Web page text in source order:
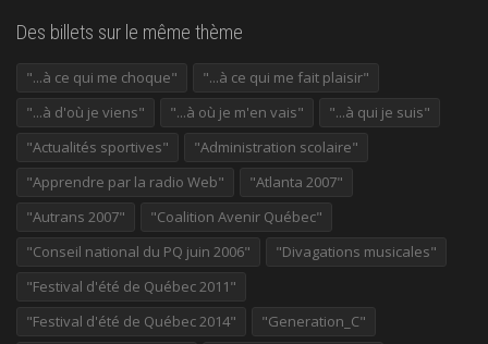
Des billets sur le même thème
"...à ce qui me choque"
"...à ce qui me fait plaisir"
"...à d'où je viens"
"...à où je m'en vais"
"...à qui je suis"
"Actualités sportives"
"Administration scolaire"
"Apprendre par la radio Web"
"Atlanta 2007"
"Autrans 2007"
"Coalition Avenir Québec"
"Conseil national du PQ juin 2006"
"Divagations musicales"
"Festival d'été de Québec 2011"
"Festival d'été de Québec 2014"
"Generation_C"